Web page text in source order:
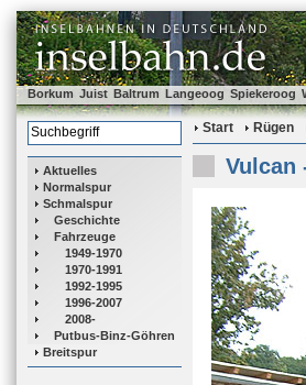
Borkum Juist Baltrum Langeoog Spiekeroog
Aktuelles
Normalspur
Schmalspur
Geschichte
Fahrzeuge
1949-1970
1970-1991
1992-1995
1996-2007
2008-
Putbus-Binz-Göhren
Breitspur
Start Rügen
Vulcan